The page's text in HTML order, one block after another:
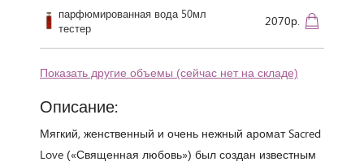
парфюмированная вода 50мл
тестер
2070р.
Показать другие объемы (сейчас нет на складе)
Описание:
Мягкий, женственный и очень нежный аромат Sacred
Love («Священная любовь») был создан известным